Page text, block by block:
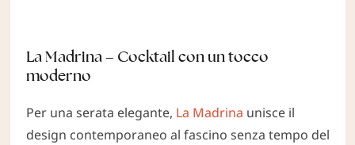
La Madrina – Cocktail con un tocco
moderno
Per una serata elegante, La Madrina unisce il
design contemporaneo al fascino senza tempo del